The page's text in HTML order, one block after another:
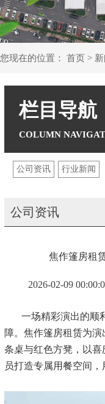
您现在的位置： 首页 >
栏目导航
公司资讯 行业新闻
公司资讯
焦作篷房租
2026-02-09
一场精彩演出的顺
障。焦作篷房租赁为
条桌与红色方凳，以喜
员打造专属用餐空间，